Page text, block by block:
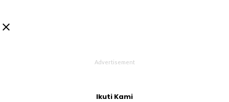

Ikuti Kami